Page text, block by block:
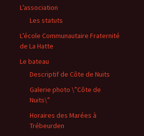
L’association
Les statuts
L’école Communautaire Fraternité
de La Hatte
Le bateau
Descriptif de Côte de Nuits
Galerie photo \”Côte de
Nuits\”
Horaires des Marées à
Trébeurden